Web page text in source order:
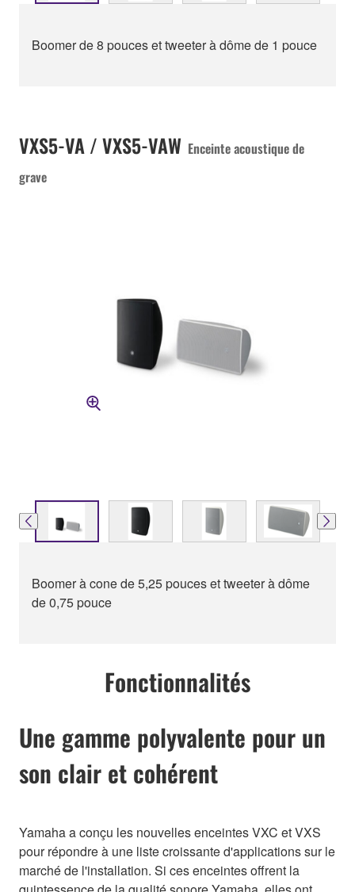
Boomer de 8 pouces et tweeter à dôme de 1 pouce
VXS5-VA / VXS5-VAW Enceinte acoustique de
grave
Boomer à cone de 5,25 pouces et tweeter à dôme
de 0,75 pouce
Fonctionnalités
Une gamme polyvalente pour un
son clair et cohérent
Yamaha a conçu les nouvelles enceintes VXC et VXS
pour répondre à une liste croissante d'applications sur le
marché de l'installation. Si ces enceintes offrent la